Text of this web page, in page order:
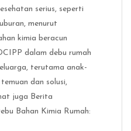
serius, seperti
menurut
kimia beracun
dalam debu rumah
terutama anak-
dan solusi,
juga Berita
Bahan Kimia Rumah: